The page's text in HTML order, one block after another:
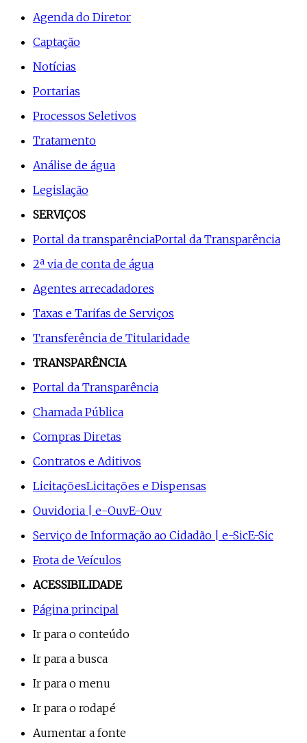
Agenda do Diretor
Captação
Notícias
Portarias
Processos Seletivos
Tratamento
Análise de água
Legislação
SERVIÇOS
Portal da transparênciaPortal da Transparência
2ª via de conta de água
Agentes arrecadadores
Taxas e Tarifas de Serviços
Transferência de Titularidade
TRANSPARÊNCIA
Portal da Transparência
Chamada Pública
Compras Diretas
Contratos e Aditivos
LicitaçõesLicitações e Dispensas
Ouvidoria | e-OuvE-Ouv
Serviço de Informação ao Cidadão | e-SicE-Sic
Frota de Veículos
ACESSIBILIDADE
Página principal
Ir para o conteúdo
Ir para a busca
Ir para o menu
Ir para o rodapé
Aumentar a fonte